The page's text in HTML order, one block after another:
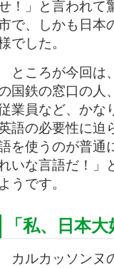
！」と言われて
で、しかも日本
でした。
ところが今回は
国鉄の窓口の人
業員など、かな
語の必要性に迫
を使うのが普通
いな言語だ！」
ようです。
「私、日本
カルカッソンヌ